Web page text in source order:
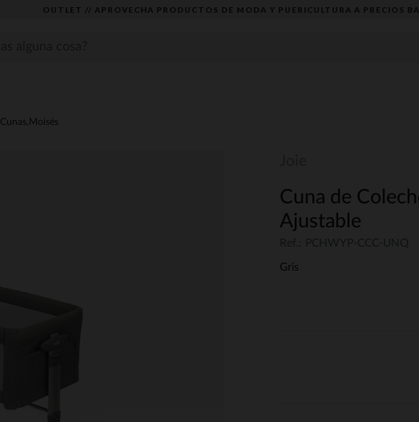
OUTLET // APROVECHA PRODUCTOS DE MODA Y PUERICULTURA A PRECIOS
Cunas,Moisés
Cuna de
Ajustable
Gris